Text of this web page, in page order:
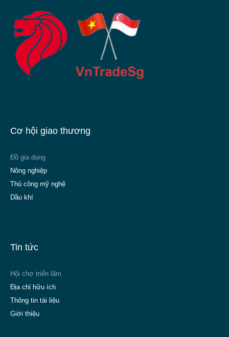
Cơ hội giao thương
Đồ gia dụng
Nông nghiệp
Thủ công mỹ nghệ
Dầu khí
Tin tức
Hội chợ triển lãm
Địa chỉ hữu ích
Thông tin tài liệu
Giới thiệu